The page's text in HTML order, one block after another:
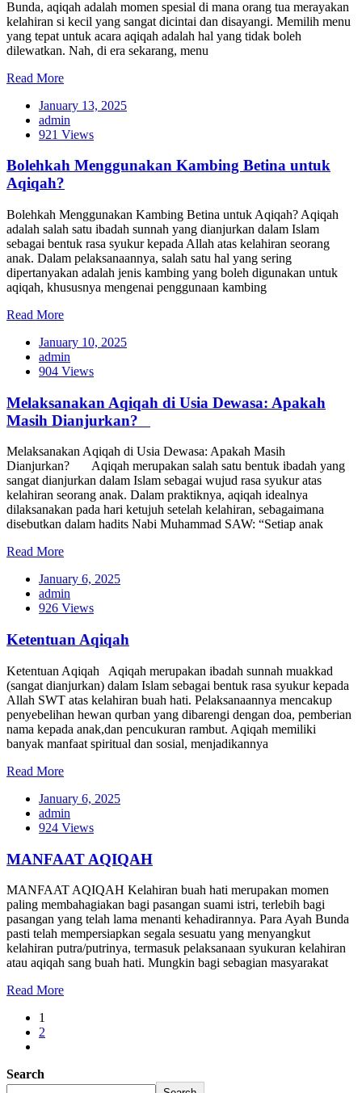
Bunda, aqiqah adalah momen spesial di mana orang tua merayakan
kelahiran si kecil yang sangat dicintai dan disayangi. Memilih menu
yang tepat untuk acara aqiqah adalah hal yang tidak boleh
dilewatkan. Nah, di era sekarang, menu
Read More
January 13, 2025
admin
921 Views
Bolehkah Menggunakan Kambing Betina untuk
Aqiqah?
Bolehkah Menggunakan Kambing Betina untuk Aqiqah? Aqiqah
adalah salah satu ibadah sunnah yang dianjurkan dalam Islam
sebagai bentuk rasa syukur kepada Allah atas kelahiran seorang
anak. Dalam pelaksanaannya, salah satu hal yang sering
dipertanyakan adalah jenis kambing yang boleh digunakan untuk
aqiqah, khususnya mengenai penggunaan kambing
Read More
January 10, 2025
admin
904 Views
Melaksanakan Aqiqah di Usia Dewasa: Apakah
Masih Dianjurkan?
Melaksanakan Aqiqah di Usia Dewasa: Apakah Masih
Dianjurkan? Aqiqah merupakan salah satu bentuk ibadah yang
sangat dianjurkan dalam Islam sebagai wujud rasa syukur atas
kelahiran seorang anak. Dalam praktiknya, aqiqah idealnya
dilaksanakan pada hari ketujuh setelah kelahiran, sebagaimana
disebutkan dalam hadits Nabi Muhammad SAW: “Setiap anak
Read More
January 6, 2025
admin
926 Views
Ketentuan Aqiqah
Ketentuan Aqiqah Aqiqah merupakan ibadah sunnah muakkad
(sangat dianjurkan) dalam Islam sebagai bentuk rasa syukur kepada
Allah SWT atas kelahiran buah hati. Pelaksanaannya mencakup
penyebelihan hewan qurban yang dibarengi dengan doa, pemberian
nama kepada anak,dan pencukuran rambut. Aqiqah memiliki
banyak manfaat spiritual dan sosial, menjadikannya
Read More
January 6, 2025
admin
924 Views
MANFAAT AQIQAH
MANFAAT AQIQAH Kelahiran buah hati merupakan momen
paling membahagiakan bagi pasangan suami istri, terlebih bagi
pasangan yang telah lama menanti kehadirannya. Para Ayah Bunda
pasti telah mempersiapkan segala sesuatu yang menyangkut
kelahiran putra/putrinya, termasuk pelaksanaan syukuran kelahiran
atau aqiqah sang buah hati. Mungkin bagi sebagian masyarakat
Read More
1
2
Search